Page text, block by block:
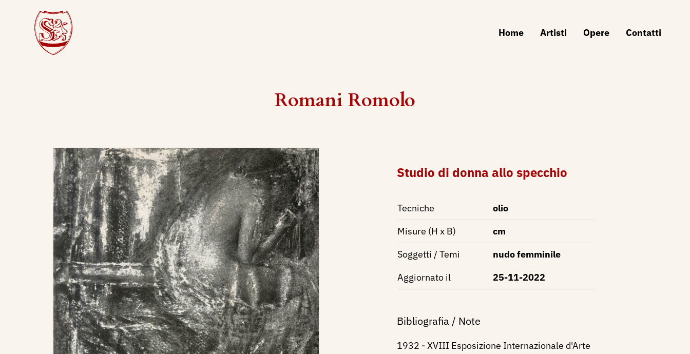
Home Artisti Opere Contatti
Romani Romolo
Studio di donna allo specchio
Tecniche
olio
Misure (H x B)
cm
Soggetti / Temi
nudo femminile
Aggiornato il
25-11-2022
Bibliografia / Note
1932 - XVIII Esposizione Internazionale d'Arte